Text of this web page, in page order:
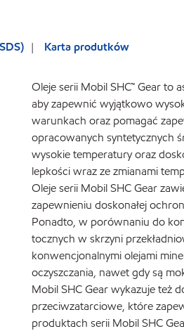
Karta produtków
Oleje serii Mobil SHC™ Gear to
aby zapewnić wyjątkowo
warunkach oraz pomagać
opracowanych syntetycznych
wysokie temperatury oraz
lepkości wraz ze zmianami
Oleje serii Mobil SHC Gear
zapewnieniu doskonałej
Ponadto, w porównaniu do
tocznych w skrzyni
konwencjonalnymi olejami
oczyszczania, nawet gdy są
Mobil SHC Gear wykazuje też
przeciwzatarciowe, które
produktach serii Mobil SHC